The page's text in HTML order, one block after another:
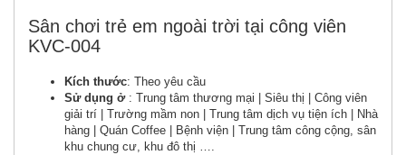
Sân chơi trẻ em ngoài trời tại công viên
KVC-004
Kích thước: Theo yêu cầu
Sử dụng ở: Trung tâm thương mại | Siêu thị | Công viên
giải trí | Trường mầm non | Trung tâm dịch vụ tiện ích | Nhà
hàng | Quán Coffee | Bệnh viện | Trung tâm công cộng, sân
khu chung cư, khu đô thị ….